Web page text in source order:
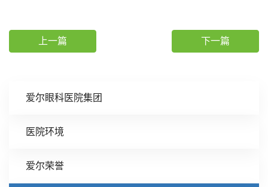
爱尔眼科医院集团
医院环境
爱尔荣誉
上一篇 下一篇